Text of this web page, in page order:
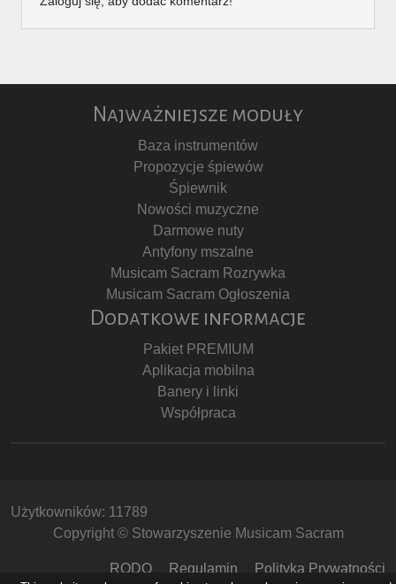
Najważniejsze moduły
Baza instrumentów
Propozycje śpiewów
Śpiewnik
Nowości muzyczne
Darmowe nuty
Antyfony mszalne
Musicam Sacram Rozrywka
Musicam Sacram Ogłoszenia
Dodatkowe informacje
Pakiet PREMIUM
Aplikacja mobilna
Banery i linki
Współpraca
Użytkowników: 11789
Copyright © Stowarzyszenie Musicam Sacram
RODO Regulamin Polityka Prywatności